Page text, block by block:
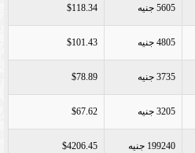
5605 جنيه $118.34
4805 جنيه $101.43
3735 جنيه $78.89
3205 جنيه $67.62
199240 جنيه $4206.45